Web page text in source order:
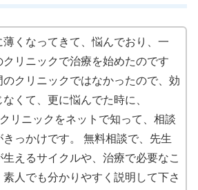
薄くなってきて、悩んでおり、一
クリニックで治療を始めたのです
のクリニックではなかったので、効
くて、更に悩んでた時に、
リニックをネットで知って、相談
きっかけです。 無料相談で、先生
生えるサイクルや、治療で必要なこ
素人でも分かりやすく説明して下さ